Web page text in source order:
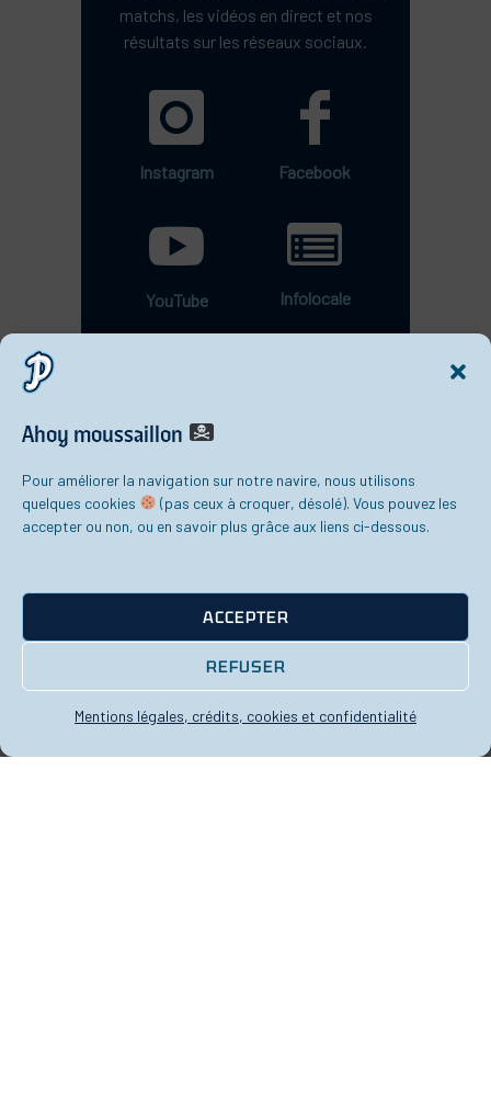
Ahoy moussaillon
Pour améliorer la navigation sur notre navire, nous utilisons
quelques cookies
(pas ceux à croquer, désolé). Vous pouvez les
accepter ou non, ou en savoir plus grâce aux liens ci-dessous.
ACCEPTER
REFUSER
Mentions légales, crédits, cookies et confidentialité
matchs, les vidéos en direct et nos
résultats sur les réseaux sociaux.
Instagram
YouTube
Facebook
Infolocale
Le gymnase